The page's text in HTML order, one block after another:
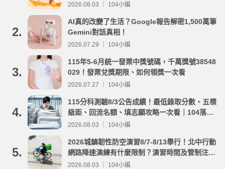
2026.08.03 ｜ 104小編
2.
AI真的改變了生活？Google報告解密1,500萬筆
Gemini對話真相！
2026.07.29 ｜ 104小編
3.
115年5-6月統一發票中獎號碼，千萬獎號38548
029！發票兌獎期限、如何領獎一次看
2026.07.27 ｜ 104小編
4.
115分科測驗8/3公告成績！最低錄取分數、五標
級距、回流名額、填志願攻略一次看｜104落點
分析
2026.08.03 ｜ 104小編
5.
2026城鎮韌性防空演習8/7-8/13舉行！北中行動
網路降速演練有什麼限制？演習時間及管制注意
事項整理
2026.08.03 ｜ 104小編